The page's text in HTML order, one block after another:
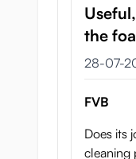
the
28 juli
28-07-
FVB
Does its
cleaning